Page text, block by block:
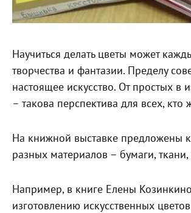
Научиться делать цветы может
творчества и фантазии. Пределу
настоящее искусство. От простых
– такова перспектива для всех,
На книжной выставке предложены
разных материалов – бумаги,
Например, в книге Елены
изготовлению искусственных